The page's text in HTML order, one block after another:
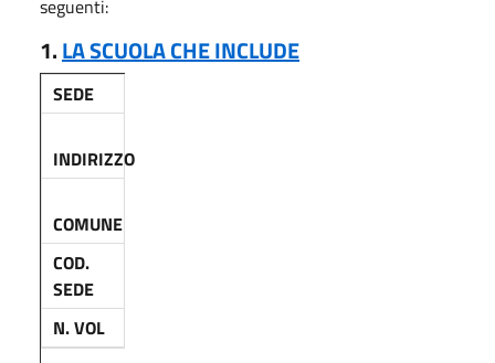
seguenti:
1.LA SCUOLA CHE INCLUDE
SEDE
INDIRIZZO
COMUNE
COD.
SEDE
N. VOL